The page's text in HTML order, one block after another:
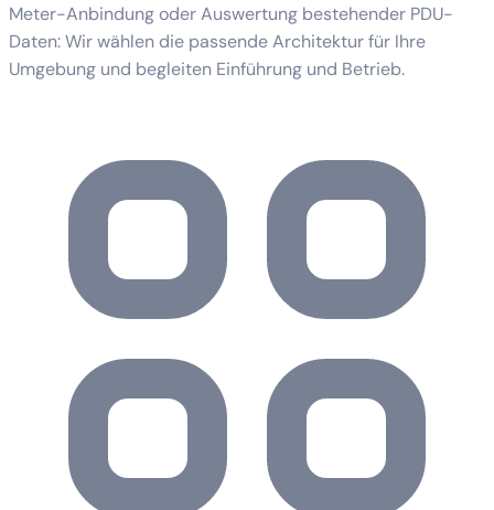
Meter-Anbindung oder Auswertung bestehender PDU-
Daten: Wir wählen die passende Architektur für Ihre
Umgebung und begleiten Einführung und Betrieb.